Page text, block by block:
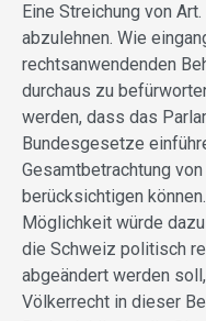
Eine Streichung von
abzulehnen. Wie
rechtsanwendenden
durchaus zu
werden, dass das
Bundesgesetze
Gesamtbetrachtung
berücksichtigen
Möglichkeit würde
die Schweiz politisch
abgeändert werden
Völkerrecht in dieser